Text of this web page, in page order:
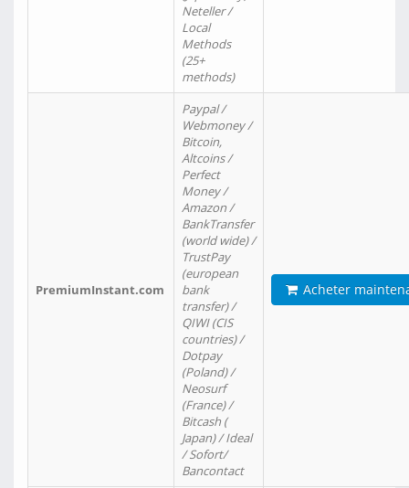
Neteller /
Local
Methods
(25+
methods)
PremiumInstant.com
Paypal /
Webmoney /
Bitcoin,
Altcoins /
Perfect
Money /
Amazon /
BankTransfer
(world wide) /
TrustPay
(european
bank
transfer) /
QIWI (CIS
countries) /
Dotpay
(Poland) /
Neosurf
(France) /
Bitcash (
Japan) / Ideal
/ Sofort/
Bancontact
Acheter